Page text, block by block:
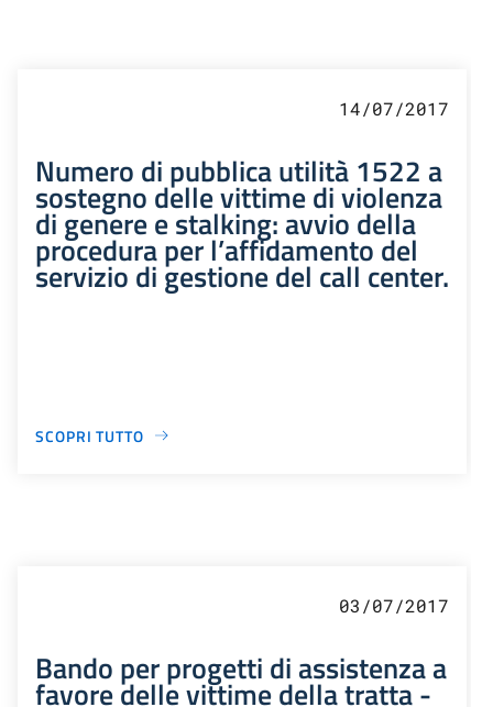
14/07/2017
Numero di pubblica utilità 1522 a
sostegno delle vittime di violenza
di genere e stalking: avvio della
procedura per l’affidamento del
servizio di gestione del call center.
SCOPRI TUTTO
03/07/2017
Bando per progetti di assistenza a
favore delle vittime della tratta -